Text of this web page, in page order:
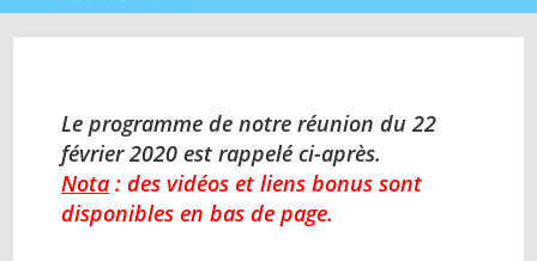
Le programme de notre réunion du 22
février 2020 est rappelé ci-après.
Nota : des vidéos et liens bonus sont
disponibles en bas de page.